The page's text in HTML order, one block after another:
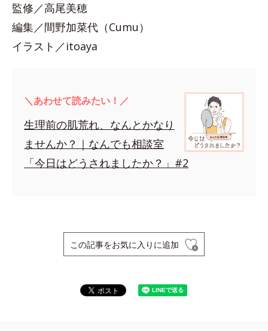
監修／高尾美穂
編集／間野加菜代（Cumu）
イラスト／itoaya
＼あわせて読みたい！／
生理前の肌荒れ、なんとかなり
ませんか？｜なんでも相談室
「今日はどうされましたか？」#2
この記事をお気に入りに追加